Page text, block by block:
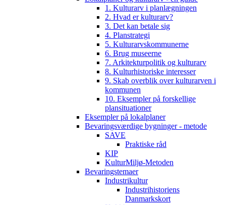
1. Kulturarv i planlægningen
2. Hvad er kulturarv?
3. Det kan betale sig
4. Planstrategi
5. Kulturarvskommunerne
6. Brug museerne
7. Arkitekturpolitik og kulturarv
8. Kulturhistoriske interesser
9. Skab overblik over kulturarven i
kommunen
10. Eksempler på forskellige
plansituationer
Eksempler på lokalplaner
Bevaringsværdige bygninger - metode
SAVE
Praktiske råd
KIP
KulturMiljø-Metoden
Bevaringstemaer
Industrikultur
Industrihistoriens
Danmarkskort